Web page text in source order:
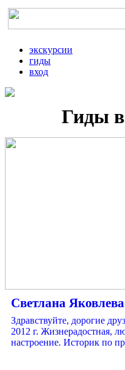
экскурсии
гиды
вход
Гиды в
Светлана Яковлева
Здравствуйте, дорогие
2012 г. Жизнерадостная,
настроение. Историк по